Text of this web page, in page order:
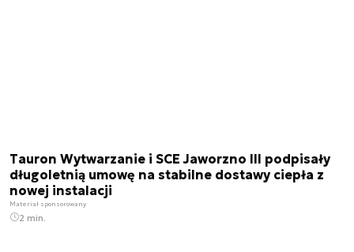
Tauron Wytwarzanie i SCE Jaworzno III podpisały
długoletnią umowę na stabilne dostawy ciepła z
nowej instalacji
Materiał sponsorowany
2 min.